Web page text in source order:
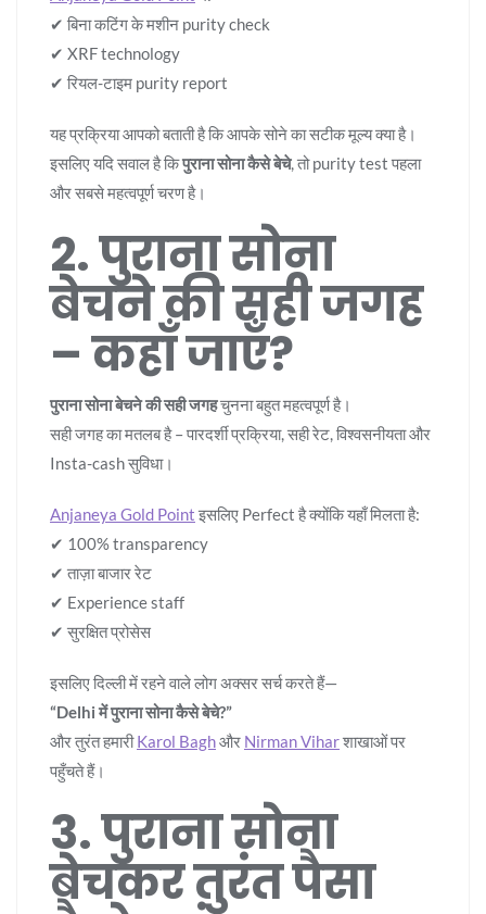
✔ बिना कटिंग के मशीन purity check
✔ XRF technology
✔ रियल-टाइम purity report
यह प्रक्रिया आपको बताती है कि आपके सोने का सटीक मूल्य क्या है।
इसलिए यदि सवाल है किपुराना सोना कैसे बेचे, तो purity test पहला
और सबसे महत्वपूर्ण चरण है।
2. पुराना सोना
बेचने की सही जगह
– कहाँ जाएँ?
पुराना सोना बेचने की सही जगहचुनना बहुत महत्वपूर्ण है।
सही जगह का मतलब है – पारदर्शी प्रक्रिया, सही रेट, विश्वसनीयता और
Insta-cash सुविधा।
Anjaneya Gold Point इसलिए Perfect है क्योंकि यहाँ मिलता है:
✔ 100% transparency
✔ ताज़ा बाजार रेट
✔ Experience staff
✔ सुरक्षित प्रोसेस
इसलिए दिल्ली में रहने वाले लोग अक्सर सर्च करते हैं—
“Delhi में पुराना सोना कैसे बेचे?”
और तुरंत हमारीKarol Baghऔर Nirman Viharशाखाओं पर
पहुँचते हैं।
3. पुराना सोना
बेचकर तुरंत पैसा